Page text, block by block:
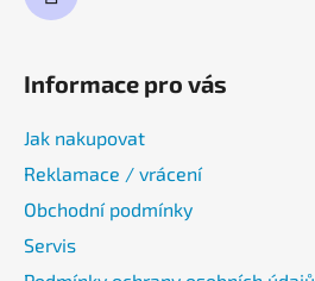
Informace pro vás
Jak nakupovat
Reklamace / vrácení
Obchodní podmínky
Servis